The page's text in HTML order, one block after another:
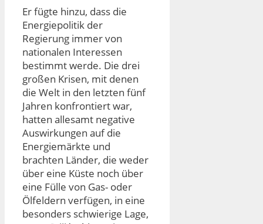
Er fügte hinzu, dass die
Energiepolitik der
Regierung immer von
nationalen Interessen
bestimmt werde. Die drei
großen Krisen, mit denen
die Welt in den letzten fünf
Jahren konfrontiert war,
hatten allesamt negative
Auswirkungen auf die
Energiemärkte und
brachten Länder, die weder
über eine Küste noch über
eine Fülle von Gas- oder
Ölfeldern verfügen, in eine
besonders schwierige Lage,